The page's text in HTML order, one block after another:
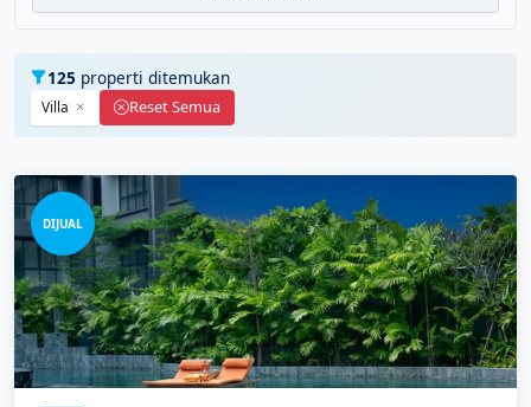
125properti ditemukan
Villa Reset Semua
DIJUAL